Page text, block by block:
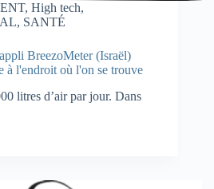
, High tech,
, SANTÉ
BreezoMeter (Israël)
à l'endroit où l'on se trouve
litres d’air par jour. Dans